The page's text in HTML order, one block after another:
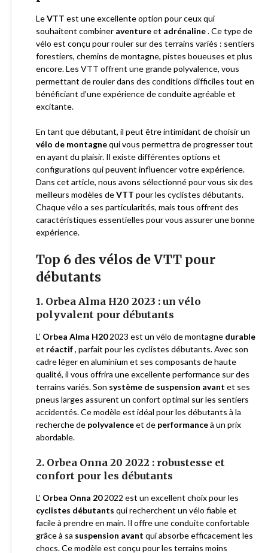
LeVTT est une excellente option pour ceux qui
souhaitent combiner aventureet adrénaline. Ce type de
vélo est conçu pour rouler sur des terrains variés : sentiers
forestiers, chemins de montagne, pistes boueuses et plus
encore. Les VTT offrent une grande polyvalence, vous
permettant de rouler dans des conditions difficiles tout en
bénéficiant d’une expérience de conduite agréable et
excitante.
En tant que débutant, il peut être intimidant de choisir un
vélo de montagnequi vous permettra de progresser tout
en ayant du plaisir. Il existe différentes options et
configurations qui peuvent influencer votre expérience.
Dans cet article, nous avons sélectionné pour vous six des
meilleurs modèles deVTT pour les cyclistes débutants.
Chaque vélo a ses particularités, mais tous offrent des
caractéristiques essentielles pour vous assurer une bonne
expérience.
Top 6 des vélos de VTT pour
débutants
1. Orbea Alma H20 2023 : un vélo
polyvalent pour débutants
L’ Orbea Alma H202023 est un vélo de montagne durable
et réactif, parfait pour les cyclistes débutants. Avec son
cadre léger en aluminium et ses composants de haute
qualité, il vous offrira une excellente performance sur des
terrains variés. Son système de suspension avant et ses
pneus larges assurent un confort optimal sur les sentiers
accidentés. Ce modèle est idéal pour les débutants à la
recherche de polyvalenceet de performanceà un prix
abordable.
2. Orbea Onna 20 2022 : robustesse et
confort pour les débutants
L’ Orbea Onna 202022 est un excellent choix pour les
cyclistes débutants qui recherchent un vélo fiable et
facile à prendre en main. Il offre une conduite confortable
grâce à sa suspension avant qui absorbe efficacement les
chocs. Ce modèle est conçu pour les terrains moins